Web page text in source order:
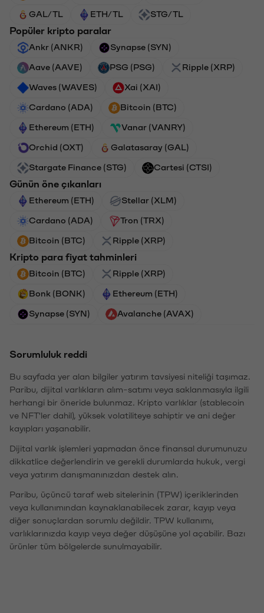
GAL/TL ETH/TL STG/TL
Popüler kripto paralar
Ankr (ANKR) Synapse (SYN)
Aave (AAVE) PSG (PSG) Ripple (XRP)
Waves (WAVES) Xai (XAI)
Cardano (ADA) Bitcoin (BTC)
Ethereum (ETH) Vanar (VANRY)
Orchid (OXT) Galatasaray (GAL)
Stargate Finance (STG) Cartesi (CTSI)
Günün öne çıkanları
Ethereum (ETH) Stellar (XLM)
Cardano (ADA) Tron (TRX)
Bitcoin (BTC) Ripple (XRP)
Kripto para fiyat tahminleri
Bitcoin (BTC) Ripple (XRP)
Bonk (BONK) Ethereum (ETH)
Synapse (SYN) Avalanche (AVAX)
Sorumluluk reddi
Bu sayfada yer alan bilgiler yatırım tavsiyesi niteliği taşımaz.
Paribu, dijital varlıkların alım-satımı veya saklanmasıyla ilgili
herhangi bir öneride bulunmaz. Kripto varlıklar (stablecoin
ve NFT'ler dahil), yüksek volatiliteye sahiptir ve ani değer
kayıpları yaşanabilir.
Dijital varlık işlemleri yapmadan önce finansal durumunuzu
dikkatlice değerlendirin ve gerekli durumlarda hukuk, vergi
veya yatırım danışmanınızdan destek alın.
Paribu, üçüncü taraf web sitelerinin (TPW) içeriklerinden
veya kullanımından kaynaklanabilecek zarar, kayıp veya
diğer sonuçlardan sorumlu değildir. TPW kullanımı,
varlıklarınızda kayıp veya değer düşüşüne yol açabilir. Bazı
ürünler tüm bölgelerde sunulmayabilir.